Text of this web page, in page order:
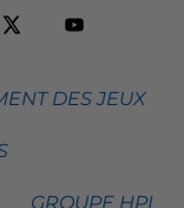
DES JEUX
GROUPE HPI